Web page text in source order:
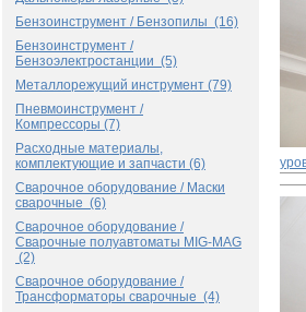
Бензоинструмент / Бензопилы (16)
Бензоинструмент /
Бензоэлектростанции (5)
Металлорежущий инструмент (79)
Пневмоинструмент /
Компрессоры (7)
Расходные материалы,
комплектующие и запчасти (6)
Сварочное оборудование / Маски
сварочные (6)
Сварочное оборудование /
Сварочные полуавтоматы MIG-MAG
(2)
Сварочное оборудование /
Трансформаторы сварочные (4)